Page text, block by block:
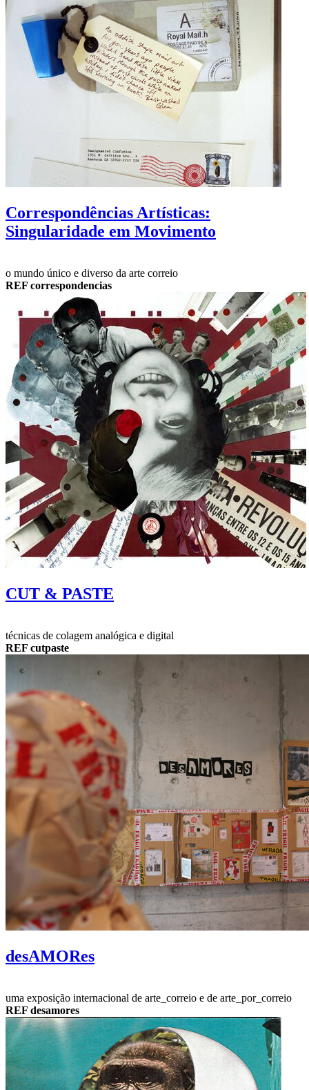
Correspondências Artísticas:
Singularidade em Movimento
o mundo único e diverso da arte correio
REF correspondencias
CUT & PASTE
técnicas de colagem analógica e digital
REF cutpaste
desAMORes
uma exposição internacional de arte_correio e de arte_por_correio
REF desamores